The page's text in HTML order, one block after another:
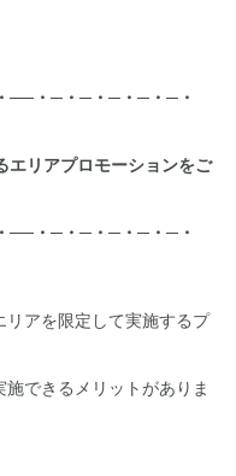
・─・─・─・─・─・
エリアプロモーションをご
・─・─・─・─・─・
リアを限定して実施するプ
できるメリットがありま